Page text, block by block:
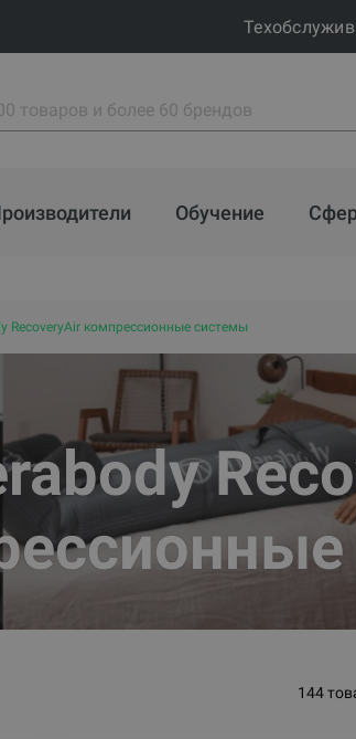
Обучение
RecoveryAir компрессионные системы
144